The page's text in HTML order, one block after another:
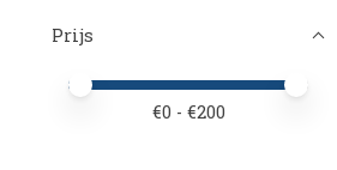
Prijs
Minimale prijswaarde
Price maximum value
€0 - €200